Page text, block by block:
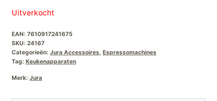
Uitverkocht
EAN: 7610917241675
SKU: 24167
Categorieën: Jura Accessoires, Espressomachines
Tag: Keukenapparaten
Merk: Jura